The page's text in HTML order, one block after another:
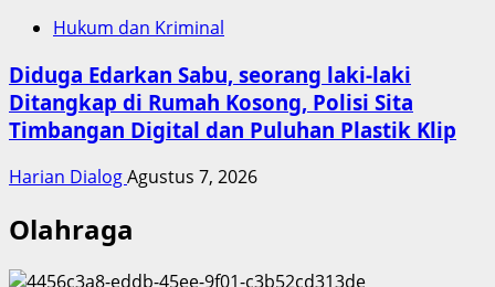
Hukum dan Kriminal
Diduga Edarkan Sabu, seorang laki-laki
Ditangkap di Rumah Kosong, Polisi Sita
Timbangan Digital dan Puluhan Plastik Klip
Harian DialogAgustus 7, 2026
Olahraga